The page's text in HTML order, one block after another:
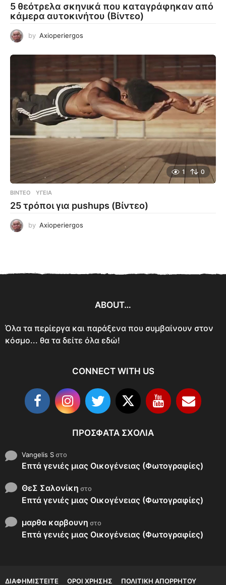
5 θεότρελα σκηνικά που καταγράφηκαν από
κάμερα αυτοκινήτου (Βίντεο)
by Axioperiergos
1 0
ΒΊΝΤΕΟ ΥΓΕΊΑ
25 τρόποι για pushups (Βίντεο)
by Axioperiergos
ABOUT…
Όλα τα περίεργα και παράξενα που συμβαίνουν στον
κόσμο... θα τα δείτε όλα εδώ!
CONNECT WITH US
ΠΡΌΣΦΑΤΑ ΣΧΌΛΙΑ
Vangelis Sστο
Επτά γενιές μιας Οικογένειας (Φωτογραφίες)
ΘεΣ Σαλονίκη στο
Επτά γενιές μιας Οικογένειας (Φωτογραφίες)
μαρθα καρβουνη στο
Επτά γενιές μιας Οικογένειας (Φωτογραφίες)
ΔΙΑΦΗΜΙΣΤΕΊΤΕ ΌΡΟΙ ΧΡΉΣΗΣ ΠΟΛΙΤΙΚΉ ΑΠΟΡΡΉΤΟΥ